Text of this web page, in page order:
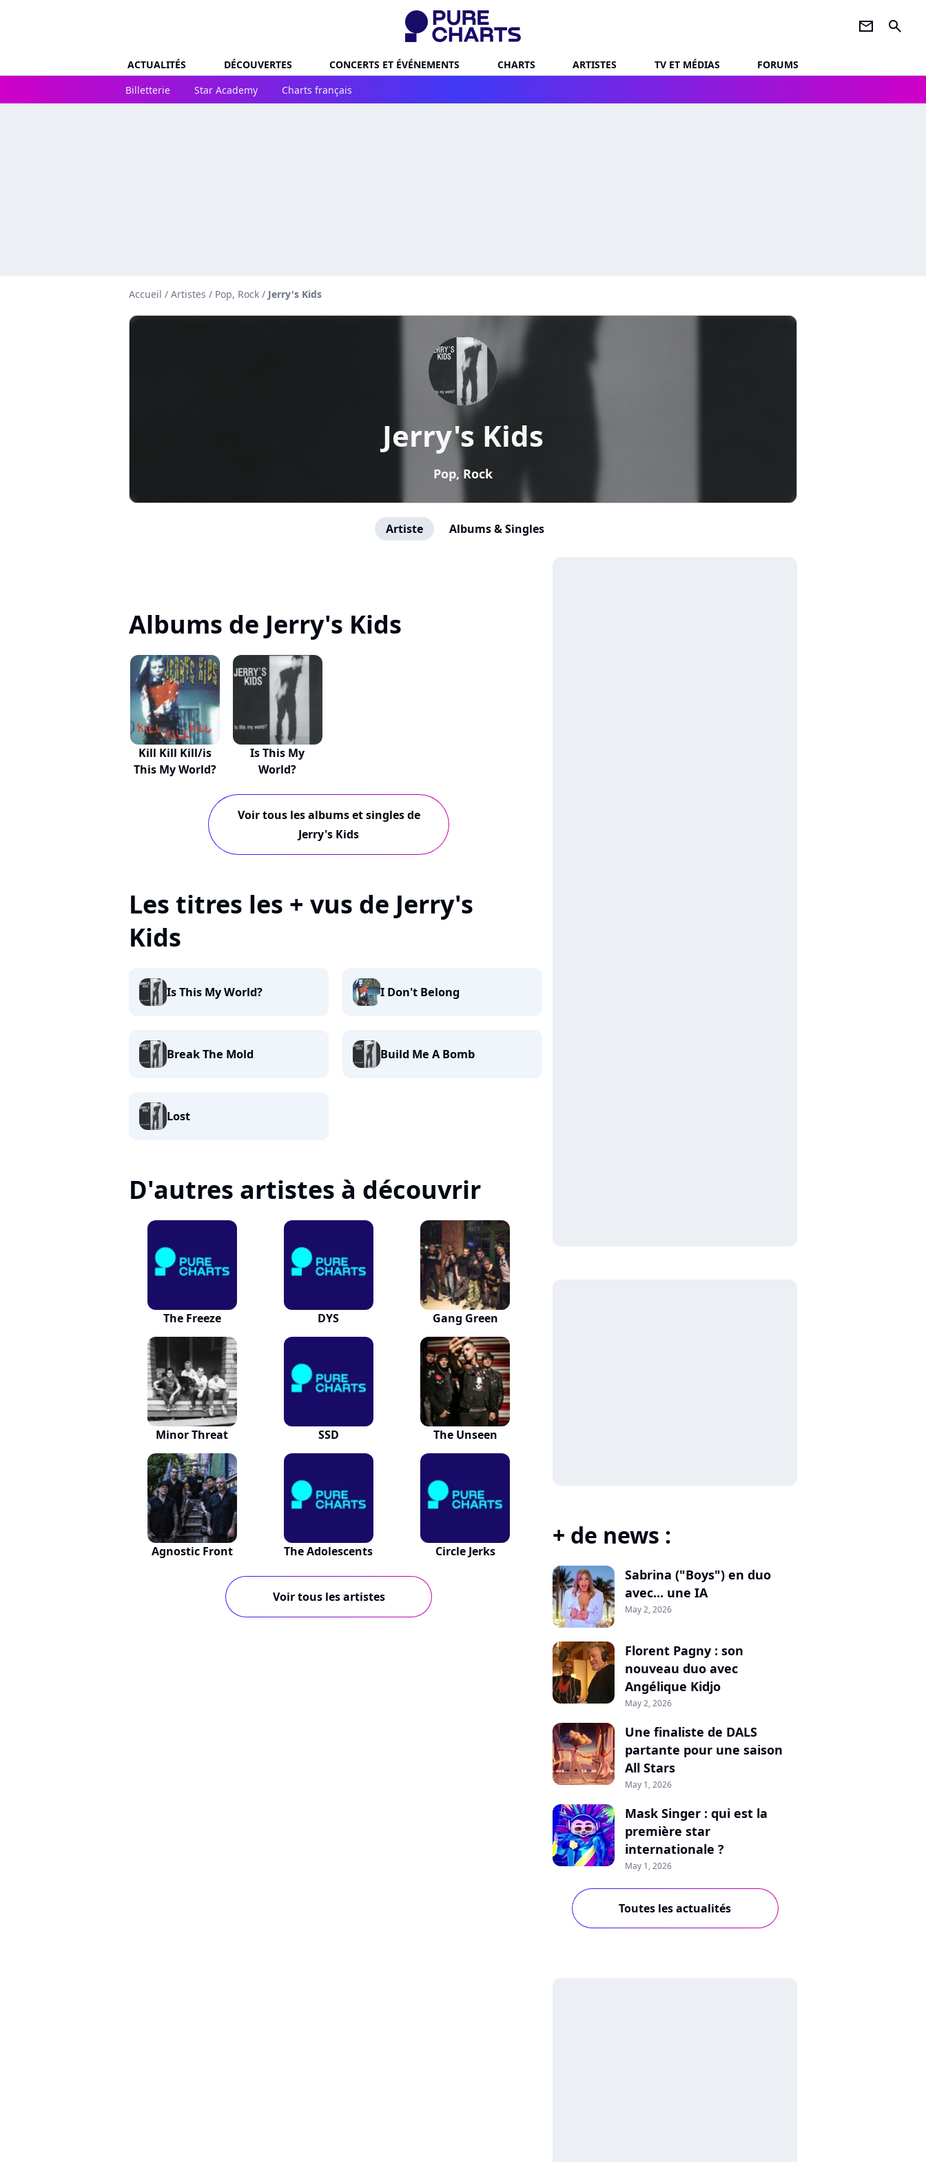
newsletter search
ACTUALITÉS DÉCOUVERTES CONCERTS ET ÉVÉNEMENTS CHARTS ARTISTES TV ET MÉDIAS
FORUMS
Billetterie
Star Academy Charts français
Accueil / Artistes / Pop, Rock / Jerry's Kids
Jerry's Kids
Pop, Rock
Artiste Albums & Singles
Albums de Jerry's Kids
Kill Kill Kill/is
This My World?
Is This My
World?
Voir tous les albums et singles de
Jerry's Kids
Les titres les + vus de Jerry's
Kids
Is This My World? I Don't Belong
Break The Mold Build Me A Bomb
Lost
D'autres artistes à découvrir
The Freeze DYS Gang Green
Minor Threat SSD The Unseen
Agnostic Front The Adolescents Circle Jerks
Voir tous les artistes
+ de news :
Sabrina ("Boys") en duo
avec... une IA
May 2, 2026
Florent Pagny : son
nouveau duo avec
Angélique Kidjo
May 2, 2026
Une finaliste de DALS
partante pour une saison
All Stars
May 1, 2026
Mask Singer : qui est la
première star
internationale ?
May 1, 2026
Toutes les actualités